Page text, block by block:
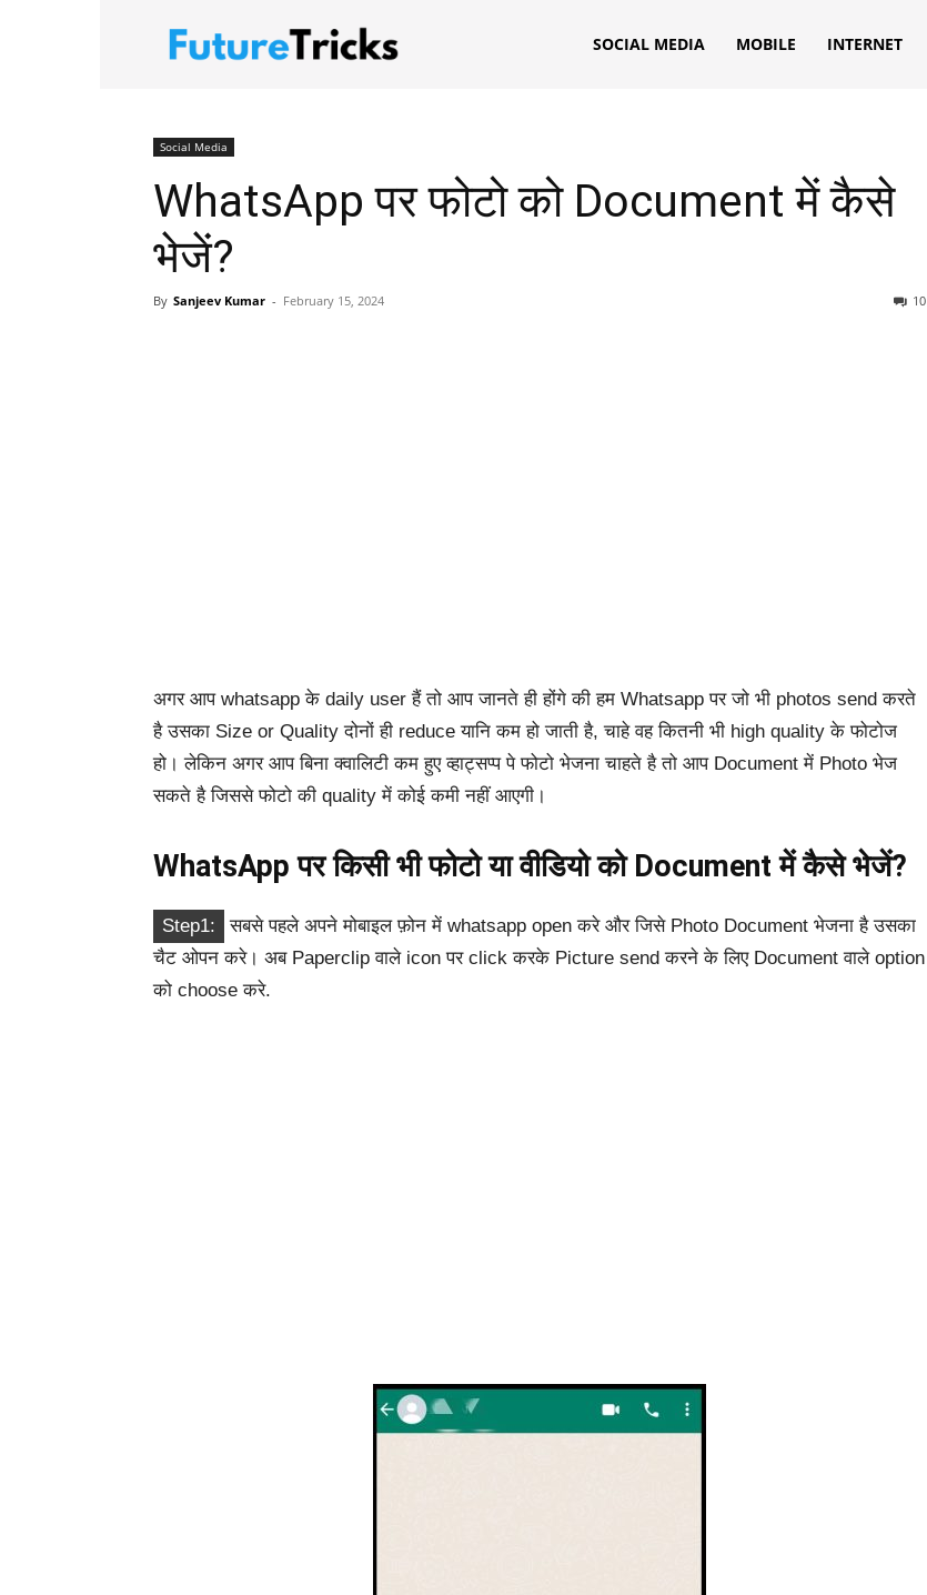
SOCIAL MEDIA MOBILE INTERNET
Social Media
WhatsApp पर फोटो को Document में कैसे
भेजें?
By Sanjeev Kumar - February 15, 2024 10
अगर आप whatsapp के daily user हैं तो आप जानते ही होंगे की हम Whatsapp पर जो भी photos send करते
है उसका Size or Quality दोनों ही reduce यानि कम हो जाती है, चाहे वह कितनी भी high quality के फोटोज
हो। लेकिन अगर आप बिना क्वालिटी कम हुए व्हाट्सप्प पे फोटो भेजना चाहते है तो आप Document में Photo भेज
सकते है जिससे फोटो की quality में कोई कमी नहीं आएगी।
WhatsApp पर किसी भी फोटो या वीडियो को Document में कैसे भेजें?
Step1:
सबसे पहले अपने मोबाइल फ़ोन में whatsapp open करे और जिसे Photo Document भेजना है उसका
चैट ओपन करे। अब Paperclip वाले icon पर click करके Picture send करने के लिए Document वाले option
को choose करे.